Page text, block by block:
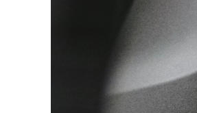
Seguro de estudios en el